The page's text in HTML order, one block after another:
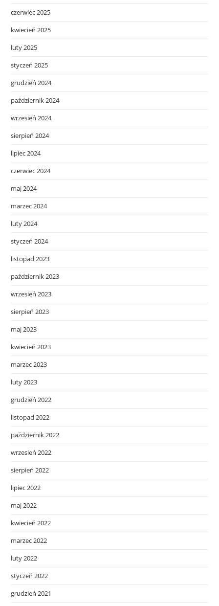
czerwiec 2025
kwiecień 2025
luty 2025
styczeń 2025
grudzień 2024
październik 2024
wrzesień 2024
sierpień 2024
lipiec 2024
czerwiec 2024
maj 2024
marzec 2024
luty 2024
styczeń 2024
listopad 2023
październik 2023
wrzesień 2023
sierpień 2023
maj 2023
kwiecień 2023
marzec 2023
luty 2023
grudzień 2022
listopad 2022
październik 2022
wrzesień 2022
sierpień 2022
lipiec 2022
maj 2022
kwiecień 2022
marzec 2022
luty 2022
styczeń 2022
grudzień 2021